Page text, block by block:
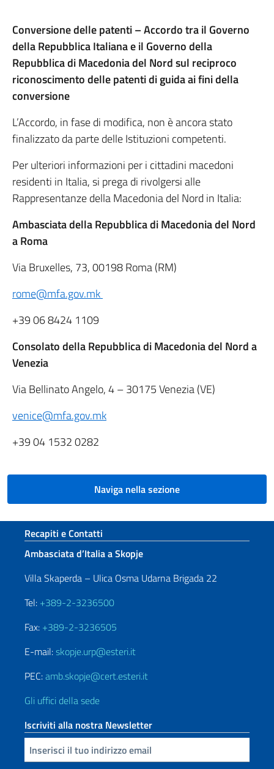
Conversione delle patenti – Accordo tra il Governo
della Repubblica Italiana e il Governo della
Repubblica di Macedonia del Nord sul reciproco
riconoscimento delle patenti di guida ai fini della
conversione
L’Accordo, in fase di modifica, non è ancora stato
finalizzato da parte delle Istituzioni competenti.
Per ulteriori informazioni per i cittadini macedoni
residenti in Italia, si prega di rivolgersi alle
Rappresentanze della Macedonia del Nord in Italia:
Ambasciata della Repubblica di Macedonia del Nord
a Roma
Via Bruxelles, 73, 00198 Roma (RM)
rome@mfa.gov.mk
+39 06 8424 1109
Consolato della Repubblica di Macedonia del Nord a
Venezia
Via Bellinato Angelo, 4 – 30175 Venezia (VE)
venice@mfa.gov.mk
+39 04 1532 0282
Naviga nella sezione
Sezione footer
Recapiti e Contatti
Ambasciata d’Italia a Skopje
Villa Skaperda – Ulica Osma Udarna Brigada 22
Tel: +389-2-3236500
Fax: +389-2-3236505
E-mail:skopje.urp@esteri.it
PEC:amb.skopje@cert.esteri.it
Gli uffici della sede
Iscriviti alla nostra Newsletter
Inserisci la tua email